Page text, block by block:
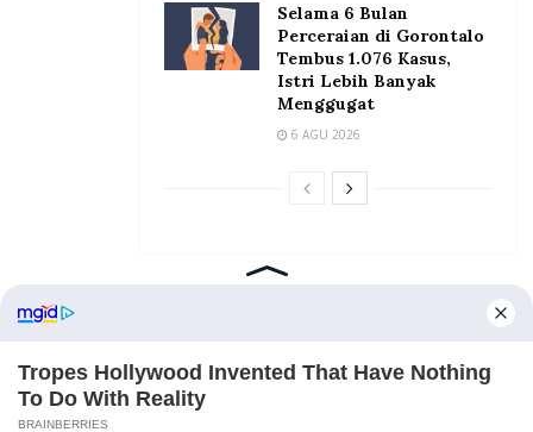
Selama 6 Bulan
Perceraian di Gorontalo
Tembus 1.076 Kasus,
Istri Lebih Banyak
Menggugat
6 AGU 2026
Home Tentang Kontak Redaksi Pedoman Media Siber